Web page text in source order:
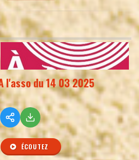
l'asso du 14 03 2025
ÉCOUTEZ